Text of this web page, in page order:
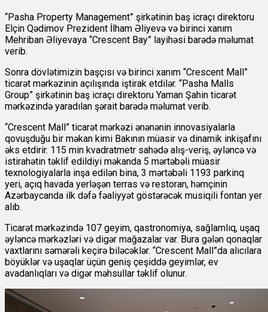
“Pasha Property Management” şirkətinin baş icraçı direktoru
Elçin Qədimov Prezident İlham Əliyevə və birinci xanım
Mehriban Əliyevaya “Crescent Bay” layihəsi barədə məlumat
verib.
Sonra dövlətimizin başçısı və birinci xanım “Crescent Mall”
ticarət mərkəzinin açılışında iştirak etdilər. “Pasha Malls
Group” şirkətinin baş icraçı direktoru Yaman Şahin ticarət
mərkəzində yaradılan şərait barədə məlumat verib.
“Crescent Mall” ticarət mərkəzi ənənənin innovasiyalarla
qovuşduğu bir məkan kimi Bakının müasir və dinamik inkişafını
əks etdirir. 115 min kvadratmetr sahədə alış-veriş, əyləncə və
istirahətin təklif edildiyi məkanda 5 mərtəbəli müasir
texnologiyalarla inşa edilən bina, 3 mərtəbəli 1193 parkinq
yeri, açıq havada yerləşən terras və restoran, həmçinin
Azərbaycanda ilk dəfə fəaliyyət göstərəcək musiqili fontan yer
alıb.
Ticarət mərkəzində 107 geyim, qastronomiya, sağlamlıq, uşaq
əyləncə mərkəzləri və digər mağazalar var. Bura gələn qonaqlar
vaxtlarını səmərəli keçirə biləcəklər. “Crescent Mall”da alıcılara
böyüklər və uşaqlar üçün geniş çeşiddə geyimlər, ev
avadanlıqları və digər məhsullar təklif olunur.